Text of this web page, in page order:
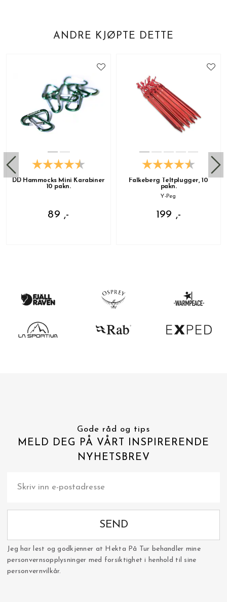
ANDRE KJØPTE DETTE
DD Hammocks Mini Karabiner
10 pakn.
89 ,-
Falkeberg Teltplugger, 10
pakn.
Y-Peg
199 ,-
Gode råd og tips
MELD DEG PÅ VÅRT INSPIRERENDE
NYHETSBREV
SEND
Jeg har lest og godkjenner at Hekta På Tur behandler mine
personvernsopplysninger med forsiktighet i henhold til sine
personvernvilkår.